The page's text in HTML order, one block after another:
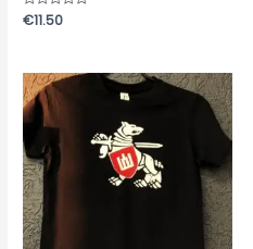
Įvertinimas:
0
€11.50